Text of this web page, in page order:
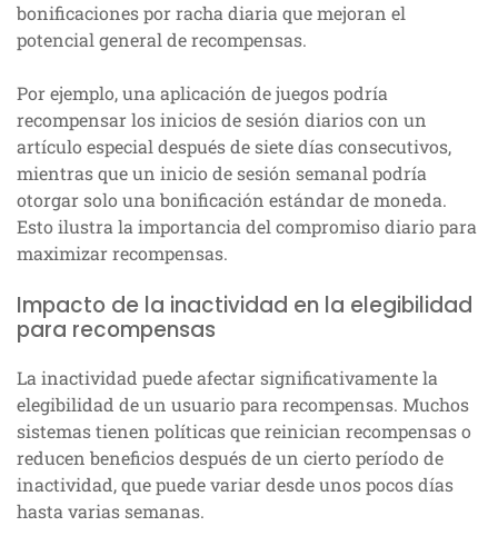
bonificaciones por racha diaria que mejoran el
potencial general de recompensas.
Por ejemplo, una aplicación de juegos podría
recompensar los inicios de sesión diarios con un
artículo especial después de siete días consecutivos,
mientras que un inicio de sesión semanal podría
otorgar solo una bonificación estándar de moneda.
Esto ilustra la importancia del compromiso diario para
maximizar recompensas.
Impacto de la inactividad en la elegibilidad
para recompensas
La inactividad puede afectar significativamente la
elegibilidad de un usuario para recompensas. Muchos
sistemas tienen políticas que reinician recompensas o
reducen beneficios después de un cierto período de
inactividad, que puede variar desde unos pocos días
hasta varias semanas.